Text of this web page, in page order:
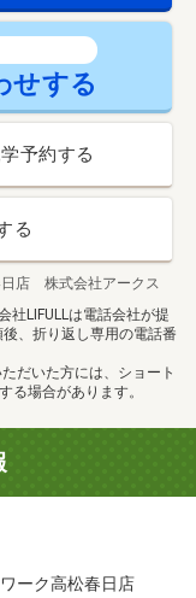
せする
予約する
る
日店 株式会社アークス
社LIFULLは電話会社が提
、折り返し専用の電話番
だいた方には、ショート
る場合があります。
ーク高松春日店